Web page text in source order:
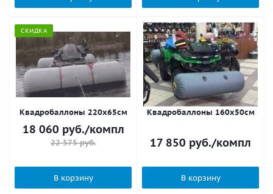
СКИДКА
Квадробаллоны 220х65см
18 060 руб./компл
22 575руб.
В корзину
Квадробаллоны 160х50см
17 850 руб./компл
В корзину